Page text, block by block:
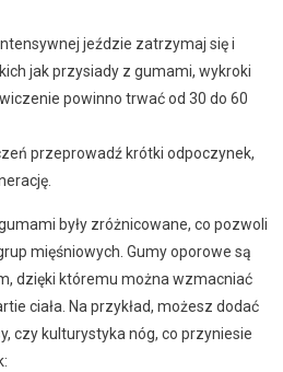
jeździe zatrzymaj się i
jak przysiady z gumami, wykroki
powinno trwać od 30 do 60
przeprowadź krótki odpoczynek,
były zróżnicowane, co pozwoli
mięśniowych. Gumy oporowe są
dzięki któremu można wzmacniać
ciała. Na przykład, możesz dodać
czy kulturystyka nóg, co przyniesie